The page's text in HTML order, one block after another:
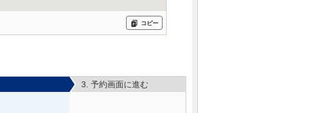
コピー
3. 予約画面に進む